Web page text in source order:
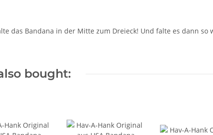
das Bandana in der Mitte zum Dreieck! Und falte es dann so
bought: